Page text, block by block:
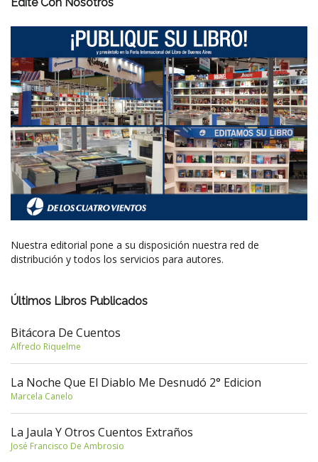
Nuestra editorial pone a su disposición nuestra red de
distribución y todos los servicios para autores.
Últimos Libros Publicados
Bitácora De Cuentos
Alfredo Riquelme
La Noche Que El Diablo Me Desnudó 2° Edicion
Marcela Canelo
La Jaula Y Otros Cuentos Extraños
José Francisco De Ambrosio